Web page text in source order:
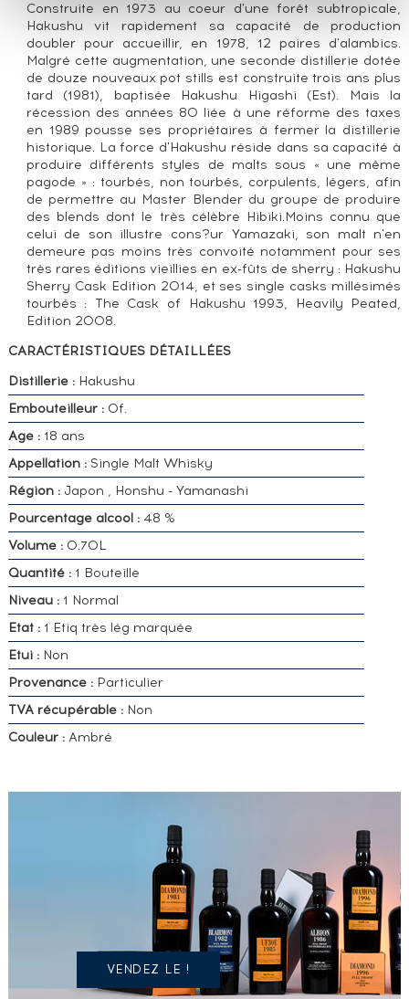
Construite en 1973 au coeur d'une forêt subtropicale,
Hakushu vit rapidement sa capacité de production
doubler pour accueillir, en 1978, 12 paires d'alambics.
Malgré cette augmentation, une seconde distillerie dotée
de douze nouveaux pot stills est construite trois ans plus
tard (1981), baptisée Hakushu Higashi (Est). Mais la
récession des années 80 liée à une réforme des taxes
en 1989 pousse ses propriétaires à fermer la distillerie
historique. La force d'Hakushu réside dans sa capacité à
produire différents styles de malts sous « une même
pagode » : tourbés, non tourbés, corpulents, légers, afin
de permettre au Master Blender du groupe de produire
des blends dont le très célèbre Hibiki.Moins connu que
celui de son illustre cons?ur Yamazaki, son malt n'en
demeure pas moins très convoité notamment pour ses
très rares éditions vieillies en ex-fûts de sherry : Hakushu
Sherry Cask Edition 2014, et ses single casks millésimés
tourbés : The Cask of Hakushu 1993, Heavily Peated,
Edition 2008.
CARACTÉRISTIQUES DÉTAILLÉES
Distillerie :Hakushu
Embouteilleur :Of.
Age :18 ans
Appellation :Single Malt Whisky
Région : Japon , Honshu - Yamanashi
Pourcentage alcool :48 %
Volume : 0.70L
Quantité :1 Bouteille
Niveau :1 Normal
Etat :1 Etiq très lég marquée
Etui :Non
Provenance :Particulier
TVA récupérable :Non
Couleur :Ambré
POSSÉDEZ
SPIRITUEUX
IDENTIQUE
VENDEZ LE !